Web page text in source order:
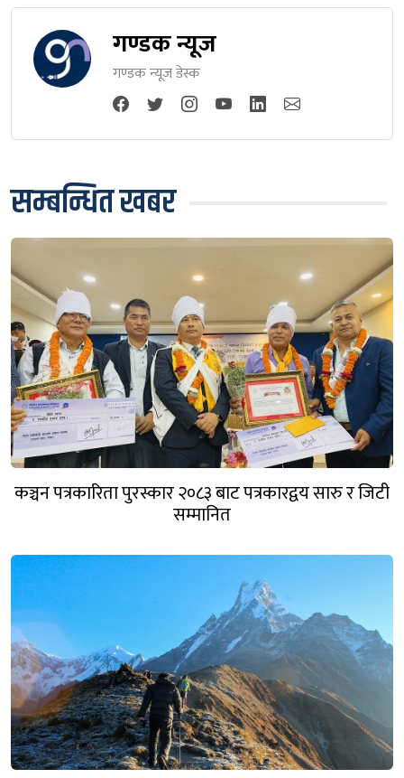
गण्डक न्यूज
गण्डक न्यूज डेस्क
सम्बन्धित खबर
कञ्चन पत्रकारिता पुरस्कार २०८३ बाट पत्रकारद्वय सारु र जिटी
सम्मानित